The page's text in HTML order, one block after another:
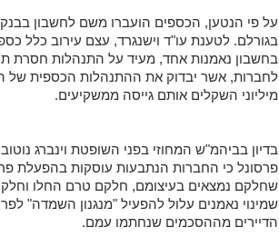
על פי הנטען, הכספים הועברו משם לחשבון
בגורלם. לטענת עו"ד וישנגרד, עצם עירוב כלל
בחשבון נאמנות אחד, מעיד על התנהלות חסרת
לחברות, אשר יבדוק את ההתנהלות הכספית של
מיליוני השקלים אותם גייסה ממשקיעים.
בדיון בביהמ"ש המחוזי בפני השופטת וינברג
פרסונל כי החברות הנתבעות עוסקות בהפעלת
שחלקם נמצאים בעיצומם, חלקם טרם החלו
שמינוי נאמנים עלול להפעיל "מנגנון השמדה"
הדיירים מההסכמים שנחתמו עמם.